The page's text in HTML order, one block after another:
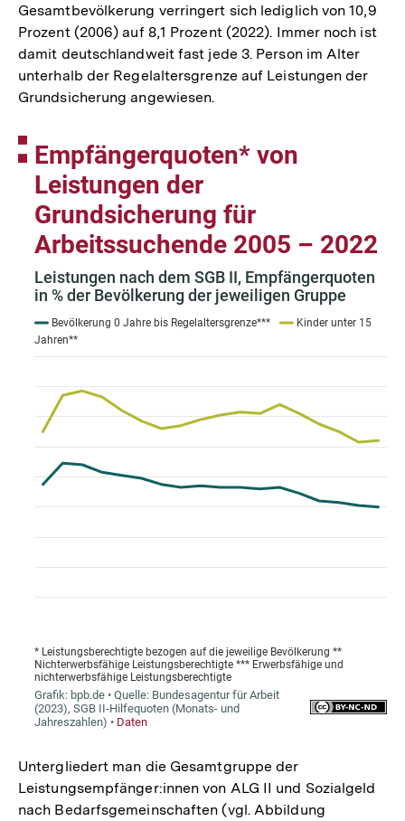
Gesamtbevölkerung verringert sich lediglich von 10,9
Prozent (2006) auf 8,1 Prozent (2022). Immer noch ist
damit deutschlandweit fast jede 3. Person im Alter
unterhalb der Regelaltersgrenze auf Leistungen der
Grundsicherung angewiesen.
Untergliedert man die Gesamtgruppe der
Leistungsempfänger:innen von ALG II und Sozialgeld
nach Bedarfsgemeinschaften (vgl. Abbildung